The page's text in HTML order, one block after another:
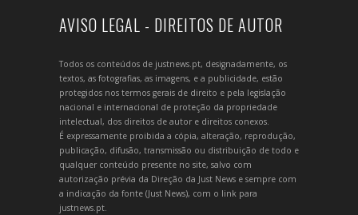
AVISO LEGAL - DIREITOS DE AUTOR
Todos os conteúdos de justnews.pt, designadamente, os
textos, as fotografias, as imagens, e a publicidade, estão
protegidos nos termos gerais de direito e pela legislação
nacional e internacional de proteção da propriedade
intelectual, dos direitos de autor e direitos conexos.
É expressamente proibida a cópia, alteração, reprodução,
publicação, difusão, transmissão ou distribuição de todo e
qualquer conteúdo presente no site, salvo com
autorização prévia da Direção da Just News e sempre com
a indicação da fonte (Just News), com o link para
justnews.pt.